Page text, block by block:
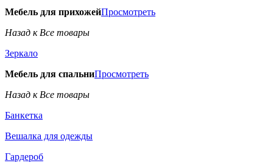
Мебель для прихожейПросмотреть
Назад к Все товары
Зеркало
Мебель для спальниПросмотреть
Назад к Все товары
Банкетка
Вешалка для одежды
Гардероб